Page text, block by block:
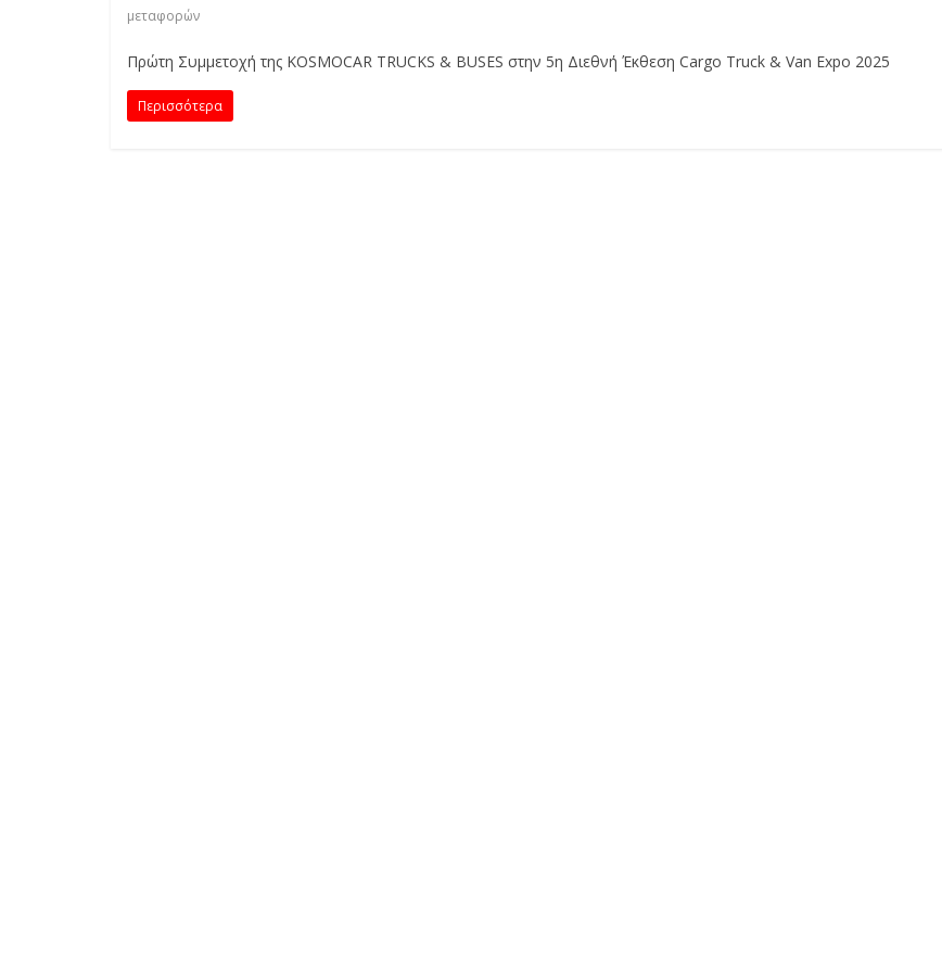
μεταφορών
Πρώτη Συμμετοχή της KOSMOCAR TRUCKS & BUSES στην 5η Διεθνή Έκθεση Cargo Truck & Van Expo 2025
Περισσότερα